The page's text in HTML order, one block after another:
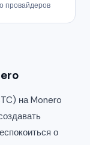
провайдеров
на Monero
о